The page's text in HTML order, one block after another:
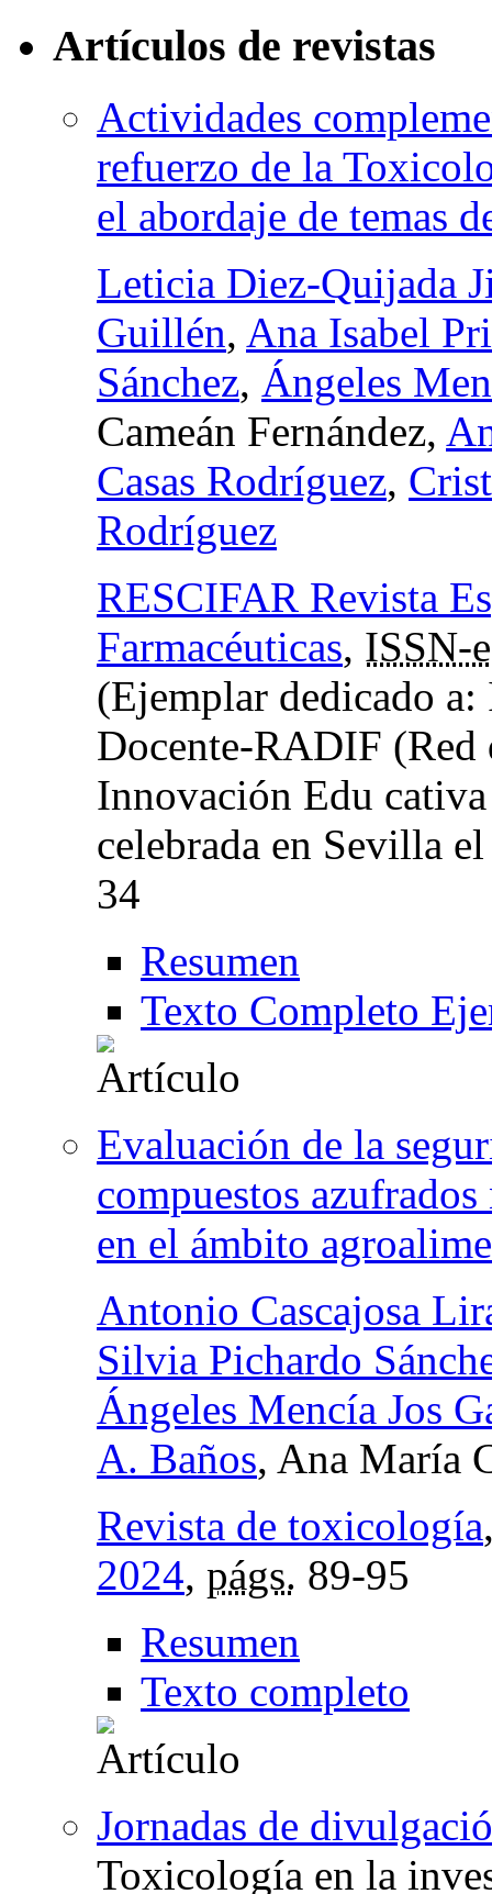
Artículos de revistas
Actividades
refuerzo de la
el abordaje de temas
Leticia Diez-Quijada
Guillén, Ana Isabel
Sánchez, Ángeles
Cameán Fernández,
Casas Rodríguez,
Rodríguez
RESCIFAR Revista
Farmacéuticas, ISSN-e
(Ejemplar dedicado
Docente-RADIF (Red
Innovación Edu
celebrada en Sevilla
34
Resumen
Texto Completo
Evaluación de la
compuestos
en el ámbito
Antonio Cascajosa
Silvia Pichardo
Ángeles Mencía Jos
A. Baños, Ana María
Revista de toxicología
2024, págs. 89-95
Resumen
Texto completo
Jornadas de
Toxicología en la